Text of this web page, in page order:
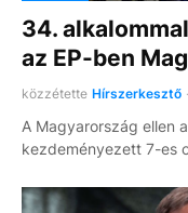
34.
az EP-ben
közzétette Hírszerkesztő
A Magyarország ellen
kezdeményezett 7-es